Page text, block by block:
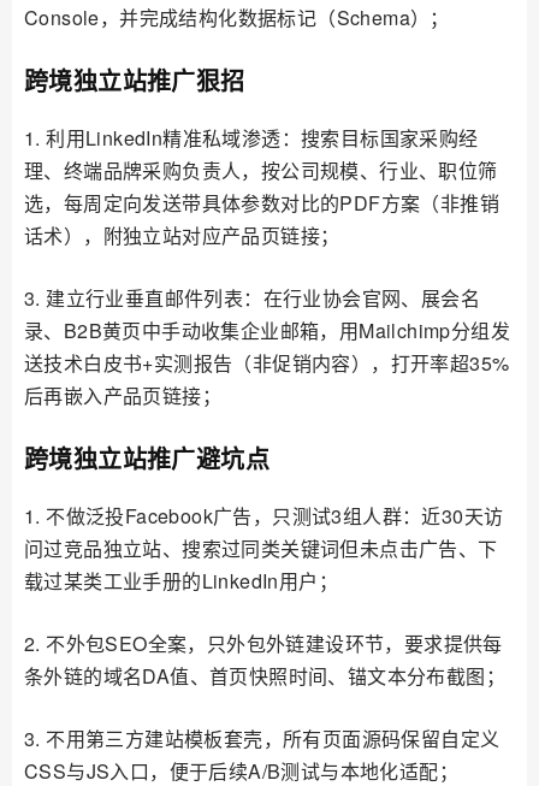
Console，并完成结构化数据标记（Schema）；
跨境独立站推广狠招
1. 利用LinkedIn精准私域渗透：搜索目标国家采购经
理、终端品牌采购负责人，按公司规模、行业、职位筛
选，每周定向发送带具体参数对比的PDF方案（非推销
话术），附独立站对应产品页链接；
3. 建立行业垂直邮件列表：在行业协会官网、展会名
录、B2B黄页中手动收集企业邮箱，用Mailchimp分组发
送技术白皮书+实测报告（非促销内容），打开率超35%
后再嵌入产品页链接；
跨境独立站推广避坑点
1. 不做泛投Facebook广告，只测试3组人群：近30天访
问过竞品独立站、搜索过同类关键词但未点击广告、下
载过某类工业手册的LinkedIn用户；
2. 不外包SEO全案，只外包外链建设环节，要求提供每
条外链的域名DA值、首页快照时间、锚文本分布截图；
3. 不用第三方建站模板套壳，所有页面源码保留自定义
CSS与JS入口，便于后续A/B测试与本地化适配；